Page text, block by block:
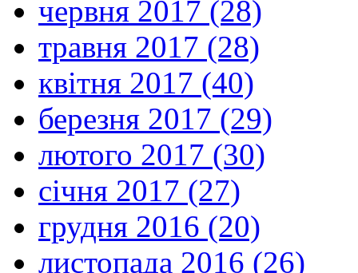
червня 2017 (28)
травня 2017 (28)
квітня 2017 (40)
березня 2017 (29)
лютого 2017 (30)
січня 2017 (27)
грудня 2016 (20)
листопада 2016 (26)